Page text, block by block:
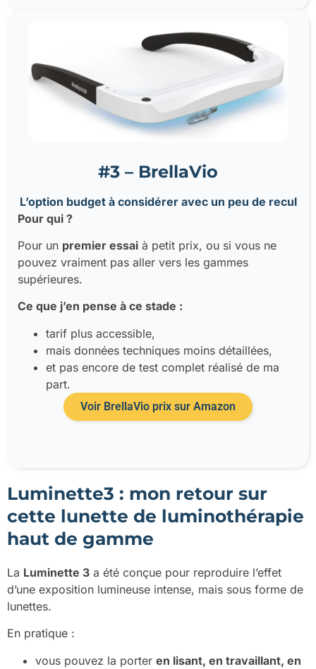
#3 – BrellaVio
L’option budget à considérer avec un peu de recul
Pour qui ?
Pour un premier essai à petit prix, ou si vous ne
pouvez vraiment pas aller vers les gammes
supérieures.
Ce que j’en pense à ce stade :
tarif plus accessible,
mais données techniques moins détaillées,
et pas encore de test complet réalisé de ma
part.
Voir BrellaVio prix sur Amazon
Luminette3 : mon retour sur
cette lunette de luminothérapie
haut de gamme
La Luminette 3 a été conçue pour reproduire l’effet
d’une exposition lumineuse intense, mais sous forme de
lunettes.
En pratique :
vous pouvez la porter en lisant, en travaillant, en